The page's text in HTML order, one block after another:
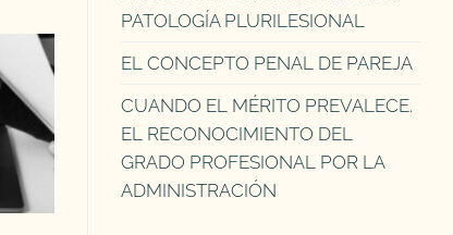
PATOLOGÍA PLURILESIONAL
EL CONCEPTO PENAL DE PAREJA
CUANDO EL MÉRITO PREVALECE.
EL RECONOCIMIENTO DEL
GRADO PROFESIONAL POR LA
ADMINISTRACIÓN